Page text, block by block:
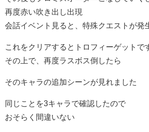
再度赤い吹き出し出現
会話イベント見ると、特殊クエストが発
これをクリアするとトロフィーゲットで
その上で、再度ラスボス倒したら
そのキャラの追加シーンが見れました
同じことを3キャラで確認したので
おそらく間違いない